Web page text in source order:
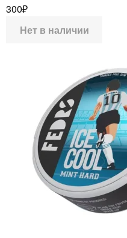
300₽
Нет в наличии